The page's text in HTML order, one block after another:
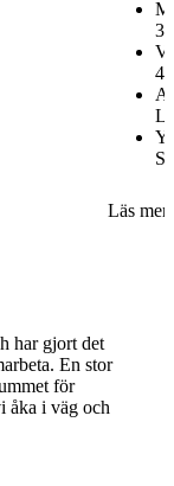
3
Läs
har gjort det
En stor
för
åka i väg och